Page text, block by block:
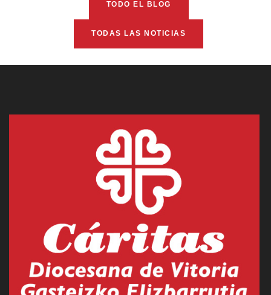
TODO EL BLOG
TODAS LAS NOTICIAS